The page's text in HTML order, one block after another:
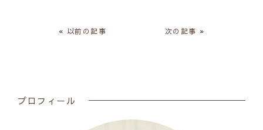
« 以前の記事 次の記事 »
プロフィール